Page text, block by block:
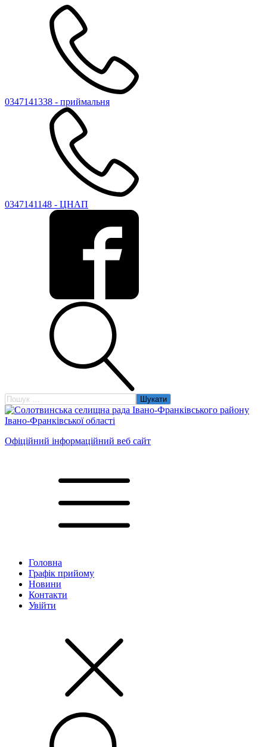
0347141338 - приймальня
0347141148 - ЦНАП
Пошук:
Офіційний інформаційний веб сайт
Головна
Графік прийому
Новини
Контакти
Увійти